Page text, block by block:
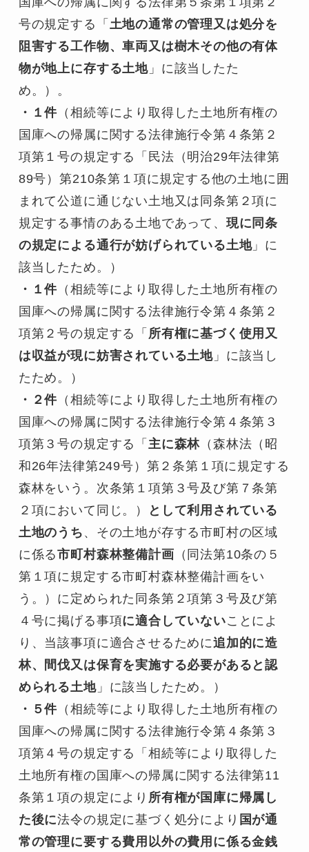
号の規定する「 土地の通常の管理又は処分を
阻害する工作物、車両又は樹木その他の有体
物が地上に存する土地」に該当したた
め。）。
・１件 （相続等により取得した土地所有権の
国庫への帰属に関する法律施行令第４条第２
項第１号の規定する「民法（明治29年法律第
89号）第210条第１項に規定する他の土地に囲
まれて公道に通じない土地又は同条第２項に
規定する事情のある土地であって、 現に同条
の規定による通行が妨げられている土地」に
該当したため。）
・１件 （相続等により取得した土地所有権の
国庫への帰属に関する法律施行令第４条第２
項第２号の規定する「 所有権に基づく使用又
は収益が現に妨害されている土地」に該当し
たため。）
・２件 （相続等により取得した土地所有権の
国庫への帰属に関する法律施行令第４条第３
項第３号の規定する「 主に森林 （森林法（昭
和26年法律第249号）第２条第１項に規定する
森林をいう。次条第１項第３号及び第７条第
２項において同じ。）
として利用されている
土地のうち 、その土地が存する市町村の区域
に係る市町村森林整備計画 （同法第10条の５
第１項に規定する市町村森林整備計画をい
う。）に定められた同条第２項第３号及び第
４号に掲げる事項に適合していないことによ
り、当該事項に適合させるために追加的に造
林、間伐又は保育を実施する必要があると認
められる土地」に該当したため。）
・５件 （相続等により取得した土地所有権の
国庫への帰属に関する法律施行令第４条第３
項第４号の規定する「相続等により取得した
土地所有権の国庫への帰属に関する法律第11
条第１項の規定により 所有権が国庫に帰属し
た後に法令の規定に基づく処分により 国が通
常の管理に要する費用以外の費用に係る金銭